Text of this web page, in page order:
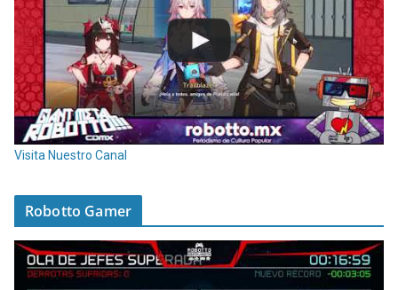
Visita Nuestro Canal
Robotto Gamer